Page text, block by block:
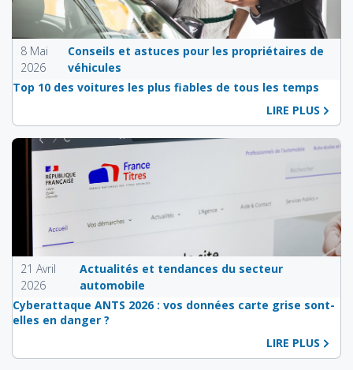
8 Mai
2026
Conseils et astuces pour les propriétaires de
véhicules
Top 10 des voitures les plus fiables de tous les temps
LIRE PLUS
21 Avril
2026
Actualités et tendances du secteur
automobile
Cyberattaque ANTS 2026 : vos données carte grise sont-
elles en danger ?
LIRE PLUS